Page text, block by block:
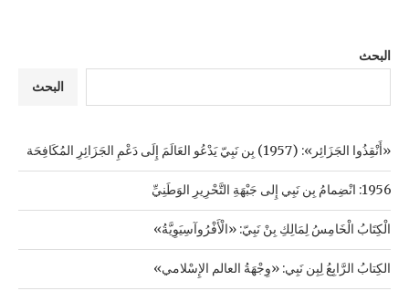
البحث
البحث
«أَنْقِذُوا الجَزَائِر»: (1957) بِن نَبِيّ يَدْعُو العَالَمَ إِلَى دَعْمِ الجَزَائِرِ المُكَافِحَة
1956: انْضِمامُ بِن نَبِي إِلى جَبْهَةِ التَّحْرِيرِ الوَطَنِيِّ
الْكِتَابُ الْخَامِسُ لِمَالِكِ بِنْ نَبِيّ: «الْأَفْرُوآسِيَوِيَّةُ»
الكِتابُ الرَّابِعُ لِبِن نَبِي: «وِجْهَةُ العالم الإِسْلامي»